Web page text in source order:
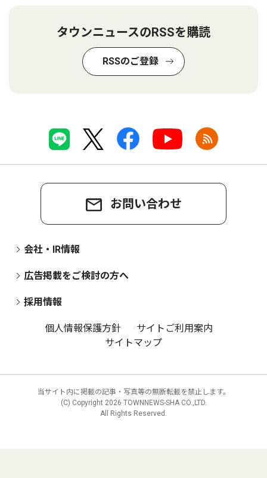
タウンニュースのRSSを購読
RSSのご登録
お問い合わせ
会社・IR情報
広告掲載をご検討の方へ
採用情報
個人情報保護方針
サイトご利用案内
サイトマップ
当サイト内に掲載の記事・写真等の無断転載を禁止します。
(C) Copyright 2026 TOWNNEWS-SHA CO.,LTD.
All Rights Reserved.